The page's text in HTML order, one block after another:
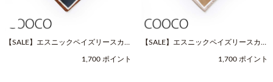
【SALE】エスニックペイズリースカー
1,700 ポイント
【SALE】エスニックペイズリースカー
1,700 ポイント